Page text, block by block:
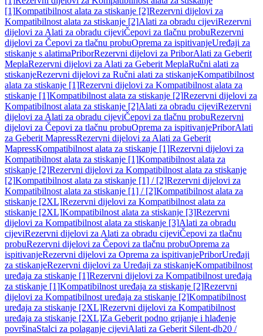
[1]Kompatibilnost alata za stiskanje [2]Rezervni dijelovi za
Kompatibilnost alata za stiskanje [2]Alati za obradu cijeviRezervni
dijelovi za Alati za obradu cijeviČepovi za tlačnu probuRezervni
dijelovi za Čepovi za tlačnu probuOprema za ispitivanjeUređaji za
stiskanje s alatimaPriborRezervni dijelovi za PriborAlati za Geberit
MeplaRezervni dijelovi za Alati za Geberit MeplaRučni alati za
stiskanjeRezervni dijelovi za Ručni alati za stiskanjeKompatibilnost
alata za stiskanje [1]Rezervni dijelovi za Kompatibilnost alata za
stiskanje [1]Kompatibilnost alata za stiskanje [2]Rezervni dijelovi za
Kompatibilnost alata za stiskanje [2]Alati za obradu cijeviRezervni
dijelovi za Alati za obradu cijeviČepovi za tlačnu probuRezervni
dijelovi za Čepovi za tlačnu probuOprema za ispitivanjePriborAlati
za Geberit MapressRezervni dijelovi za Alati za Geberit
MapressKompatibilnost alata za stiskanje [1]Rezervni dijelovi za
Kompatibilnost alata za stiskanje [1]Kompatibilnost alata za
stiskanje [2]Rezervni dijelovi za Kompatibilnost alata za stiskanje
[2]Kompatibilnost alata za stiskanje [1] / [2]Rezervni dijelovi za
Kompatibilnost alata za stiskanje [1] / [2]Kompatibilnost alata za
stiskanje [2XL]Rezervni dijelovi za Kompatibilnost alata za
stiskanje [2XL]Kompatibilnost alata za stiskanje [3]Rezervni
dijelovi za Kompatibilnost alata za stiskanje [3]Alati za obradu
cijeviRezervni dijelovi za Alati za obradu cijeviČepovi za tlačnu
probuRezervni dijelovi za Čepovi za tlačnu probuOprema za
ispitivanjeRezervni dijelovi za Oprema za ispitivanjePriborUređaji
za stiskanjeRezervni dijelovi za Uređaji za stiskanjeKompatibilnost
uređaja za stiskanje [1]Rezervni dijelovi za Kompatibilnost uređaja
za stiskanje [1]Kompatibilnost uređaja za stiskanje [2]Rezervni
dijelovi za Kompatibilnost uređaja za stiskanje [2]Kompatibilnost
uređaja za stiskanje [2XL]Rezervni dijelovi za Kompatibilnost
uređaja za stiskanje [2XL]Za Geberit podno grijanje i hlađenje
površinaStalci za polaganje cijeviAlati za Geberit Silent-db20 /